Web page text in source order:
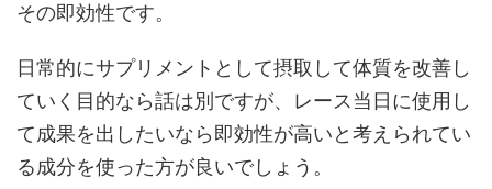
その即効性です。
日常的にサプリメントとして摂取して体質を改善し
ていく目的なら話は別ですが、レース当日に使用し
て成果を出したいなら即効性が高いと考えられてい
る成分を使った方が良いでしょう。